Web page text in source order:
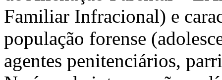
Familiar Infracional) e
população forense
agentes penitenciários,